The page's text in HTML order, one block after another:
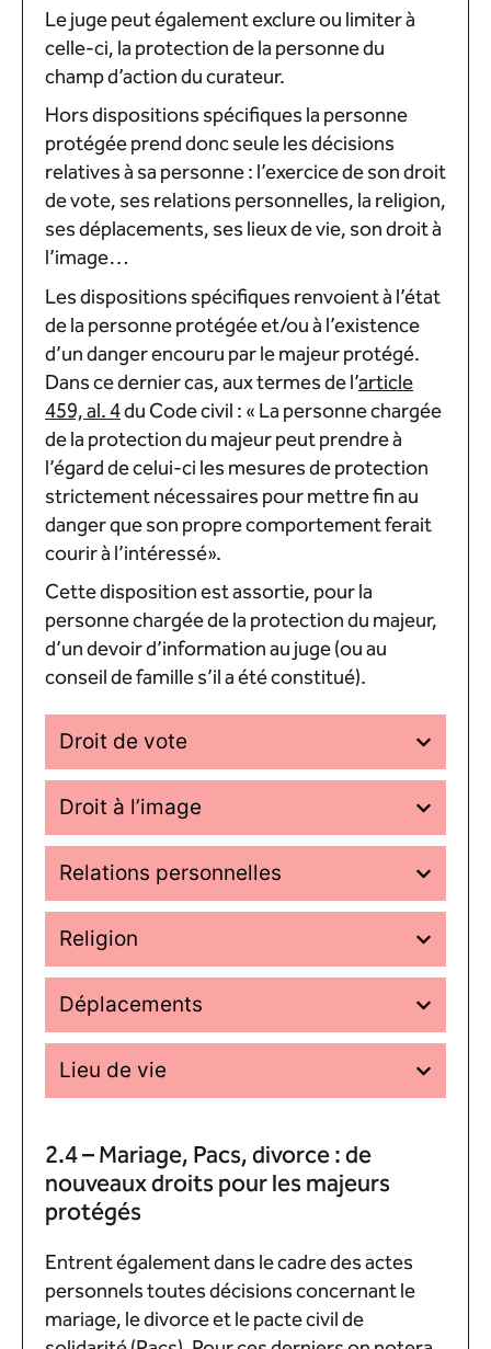
Le juge peut également exclure ou limiter à
celle-ci, la protection de la personne du
champ d’action du curateur.
Hors dispositions spécifiques la personne
protégée prend donc seule les décisions
relatives à sa personne : l’exercice de son droit
de vote, ses relations personnelles, la religion,
ses déplacements, ses lieux de vie, son droit à
l’image…
Les dispositions spécifiques renvoient à l’état
de la personne protégée et/ou à l’existence
d’un danger encouru par le majeur protégé.
Dans ce dernier cas, aux termes de l’article
459, al. 4du Code civil : « La personne chargée
de la protection du majeur peut prendre à
l’égard de celui-ci les mesures de protection
strictement nécessaires pour mettre fin au
danger que son propre comportement ferait
courir à l’intéressé».
Cette disposition est assortie, pour la
personne chargée de la protection du majeur,
d’un devoir d’information au juge (ou au
conseil de famille s’il a été constitué).
Droit de vote
Droit à l’image
Relations personnelles
Religion
Déplacements
Lieu de vie
2.4 – Mariage, Pacs, divorce : de
nouveaux droits pour les majeurs
protégés
Entrent également dans le cadre des actes
personnels toutes décisions concernant le
mariage, le divorce et le pacte civil de